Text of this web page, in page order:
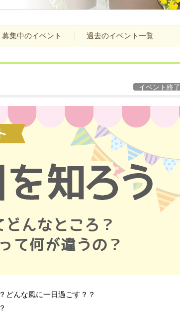
募集中のイベント 過去のイベント一覧
イベント終了
どんな風に一日過ごす？？